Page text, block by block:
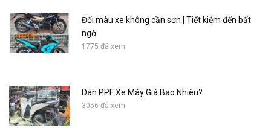
Đổi màu xe không cần sơn | Tiết kiệm đến bất
ngờ
1775 đã xem
Dán PPF Xe Máy Giá Bao Nhiêu?
3056 đã xem